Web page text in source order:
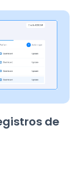
de